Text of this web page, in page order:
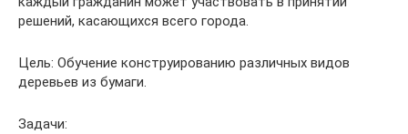
решений, касающихся всего города.
Цель: Обучение конструированию различных видов
деревьев из бумаги.
Задачи: